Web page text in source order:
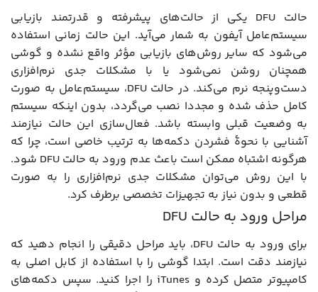
حالت DFU یکی از حالت‌های پیشرفته و قدرتمند بازیابی
سیستم‌عامل آیفون به شمار می‌آید. این حالت زمانی استفاده
می‌شود که سایر روش‌های بازیابی مؤثر واقع نشده و گوشی
همچنان روشن نمی‌شود یا با مشکلات جدی نرم‌افزاری
دست‌و‌پنجه نرم می‌کند. در حالت DFU، سیستم‌عامل به صورت
کامل حذف شده و مجددا نصب می‌گردد، بدون اینکه سیستم
به وضعیت قبلی وابسته باشد. فعال‌سازی این حالت نیازمند
آشنایی با نحوۀ فشردن دکمه‌ها به ترتیب خاصی است، چرا که
هرگونه اشتباه ممکن است باعث عدم ورود به حالت DFU شود.
با این روش می‌توان مشکلات جدی نرم‌افزاری را به صورت
قطعی و بدون نیاز به تجهیزات تخصصی برطرف کرد.
مراحل ورود به حالت DFU
برای ورود به حالت DFU، باید مراحل دقیقی را انجام دهید که
نیازمند دقت است. ابتدا گوشی را با استفاده از کابل اصلی به
کامپیوتر متصل کرده و iTunes را اجرا کنید. سپس دکمه‌های